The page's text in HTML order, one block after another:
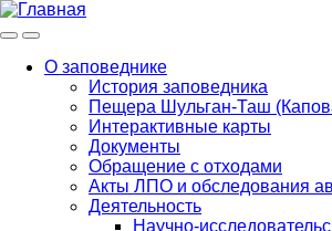
МенюИнфо
navigation
О заповеднике
История заповедника
Пещера Шульган-Таш
Интерактивные карты
Документы
Обращение с отходами
Акты ЛПО и обследования
Деятельность
Научно-